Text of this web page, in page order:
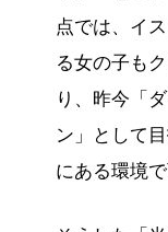
点では、イ
る女の子も
り、昨今「
ン」として
にある環境